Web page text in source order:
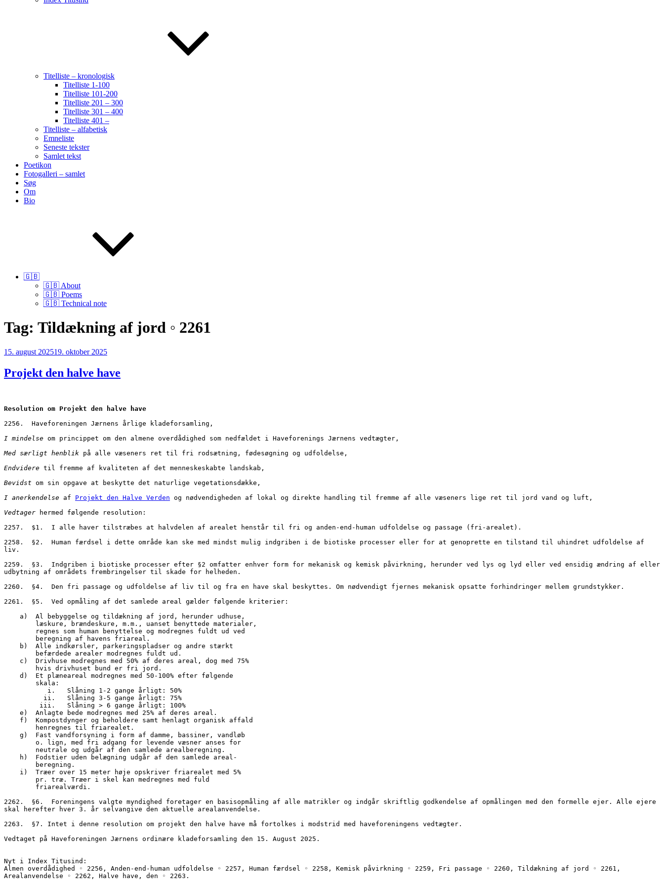
Titelliste – kronologisk
Titelliste 1-100
Titelliste 101-200
Titelliste 201 – 300
Titelliste 301 – 400
Titelliste 401 –
Titelliste – alfabetisk
Emneliste
Seneste tekster
Samlet tekst
Poetikon
Fotogalleri – samlet
Søg
Om
Bio
🇬🇧
🇬🇧 About
🇬🇧 Poems
🇬🇧 Technical note
Tag: Tildækning af jord ◦ 2261
Udgivet
15. august 202519. oktober 2025
Projekt den halve have
Resolution om Projekt den halve have
2256.  Haveforeningen Jærnens årlige kladeforsamling,
I mindelse om princippet om den almene overdådighed som nedfældet i Haveforenings Jærnens vedtægter,
Med særligt henblik på alle væseners ret til fri rodsætning, fødesøgning og udfoldelse,
Endvidere til fremme af kvaliteten af det menneskeskabte landskab,
Bevidst om sin opgave at beskytte det naturlige vegetationsdække,
I anerkendelse af Projekt den Halve Verden og nødvendigheden af lokal og direkte handling til fremme af alle væseners lige ret til jord vand og luft,
Vedtager hermed følgende resolution:
2257.  $1.  I alle haver tilstræbes at halvdelen af arealet henstår til fri og anden-end-human udfoldelse og passage (fri-arealet).
2258.  §2.  Human færdsel i dette område kan ske med mindst mulig indgriben i de biotiske processer eller for at genoprette en tilstand til uhindret udfoldelse af
liv.
2259.  §3.  Indgriben i biotiske processer efter §2 omfatter enhver form for mekanisk og kemisk påvirkning, herunder ved lys og lyd eller ved ensidig ændring af eller
udbytning af områdets frembringelser til skade for helheden.
2260.  §4.  Den fri passage og udfoldelse af liv til og fra en have skal beskyttes. Om nødvendigt fjernes mekanisk opsatte forhindringer mellem grundstykker.
2261.  §5.  Ved opmåling af det samlede areal gælder følgende kriterier:
    a)  Al bebyggelse og tildækning af jord, herunder udhuse,
        læskure, brændeskure, m.m., uanset benyttede materialer,
        regnes som human benyttelse og modregnes fuldt ud ved
        beregning af havens friareal.
    b)  Alle indkørsler, parkeringspladser og andre stærkt
        befærdede arealer modregnes fuldt ud.
    c)  Drivhuse modregnes med 50% af deres areal, dog med 75%
        hvis drivhuset bund er fri jord.
    d)  Et plæneareal modregnes med 50-100% efter følgende
        skala:
           i.   Slåning 1-2 gange årligt: 50%
          ii.   Slåning 3-5 gange årligt: 75%
         iii.   Slåning > 6 gange årligt: 100%
    e)  Anlagte bede modregnes med 25% af deres areal.
    f)  Kompostdynger og beholdere samt henlagt organisk affald
        henregnes til friarealet.
    g)  Fast vandforsyning i form af damme, bassiner, vandløb
        o. lign, med fri adgang for levende væsner anses for
        neutrale og udgår af den samlede arealberegning.
    h)  Fodstier uden belægning udgår af den samlede areal-
        beregning.
    i)  Træer over 15 meter høje opskriver friarealet med 5%
        pr. træ. Træer i skel kan medregnes med fuld
        friarealværdi.
2262.  §6.  Foreningens valgte myndighed foretager en basisopmåling af alle matrikler og indgår skriftlig godkendelse af opmålingen med den formelle ejer. Alle ejere
skal herefter hver 3. år selvangive den aktuelle arealanvendelse.
2263.  §7. Intet i denne resolution om projekt den halve have må fortolkes i modstrid med haveforeningens vedtægter.
Vedtaget på Haveforeningen Jærnens ordinære kladeforsamling den 15. August 2025.
Nyt i Index Titusind:
Almen overdådighed ◦ 2256, Anden-end-human udfoldelse ◦ 2257, Human færdsel ◦ 2258, Kemisk påvirkning ◦ 2259, Fri passage ◦ 2260, Tildækning af jord ◦ 2261,
Arealanvendelse ◦ 2262, Halve have, den ◦ 2263.